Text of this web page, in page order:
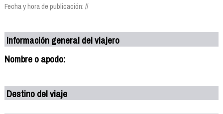
Fecha y hora de publicación: //
Información general del viajero
Nombre o apodo:
Destino del viaje